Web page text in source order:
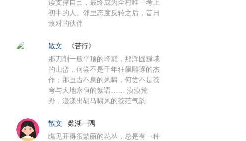
读支撑自己，最终成为全村唯一考上
初中的人。邻里态度反转之后，昔日
敌对的伙伴
散文 《苦行》
那刀削一般平顶的峰巅，那浑圆巍峨
的山峦，何尝不是千年狂飙雕琢的杰
作；那亘古不息的风啸，何尝不是苍
穹与大地永恒的絮语…… 漠漠荒
野，漫漾出胡马啸风的苍茫气韵
散文 蠡湖一隅
瞧见开得很繁丽的花丛，总是有一种